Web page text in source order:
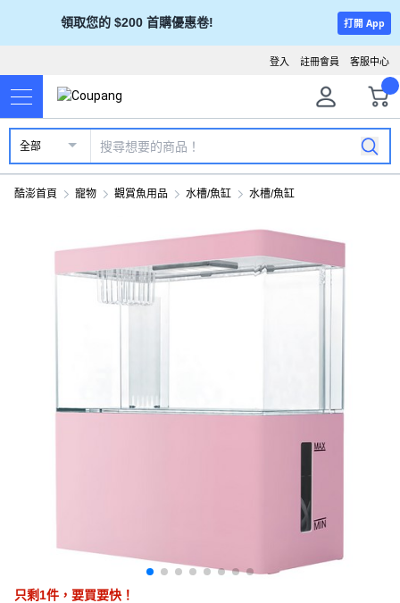
領取您的 $200 首購優惠卷! 打開 App
客服中心
註冊會員
登入
全部
酷澎首頁 寵物 觀賞魚用品 水槽/魚缸 水槽/魚缸
只剩1件， 要買要快！